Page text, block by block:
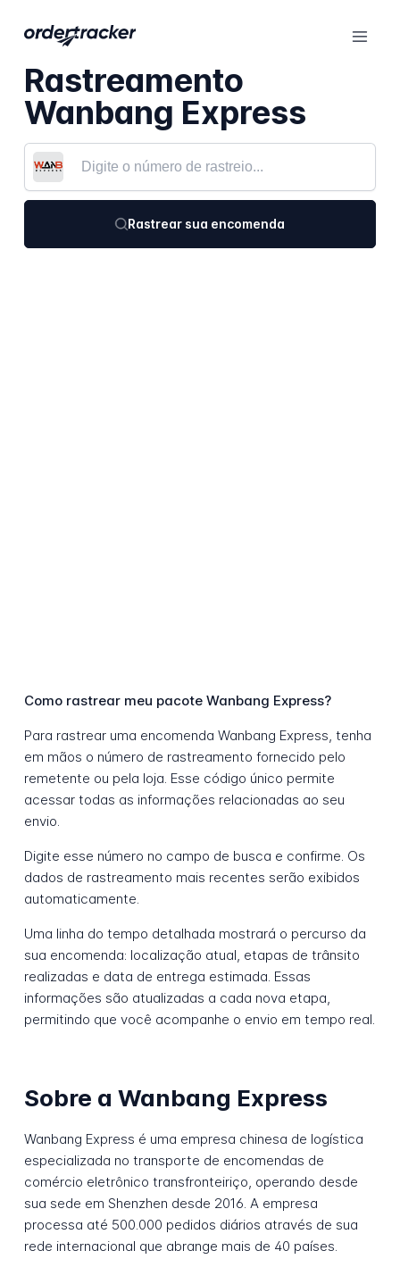
Rastreamento
Wanbang Express
Rastrear sua encomenda
Como rastrear meu pacote Wanbang Express?
Para rastrear uma encomenda Wanbang Express, tenha
em mãos o número de rastreamento fornecido pelo
remetente ou pela loja. Esse código único permite
acessar todas as informações relacionadas ao seu
envio.
Digite esse número no campo de busca e confirme. Os
dados de rastreamento mais recentes serão exibidos
automaticamente.
Uma linha do tempo detalhada mostrará o percurso da
sua encomenda: localização atual, etapas de trânsito
realizadas e data de entrega estimada. Essas
informações são atualizadas a cada nova etapa,
permitindo que você acompanhe o envio em tempo real.
Sobre a Wanbang Express
Wanbang Express é uma empresa chinesa de logística
especializada no transporte de encomendas de
comércio eletrônico transfronteiriço, operando desde
sua sede em Shenzhen desde 2016. A empresa
processa até 500.000 pedidos diários através de sua
rede internacional que abrange mais de 40 países.